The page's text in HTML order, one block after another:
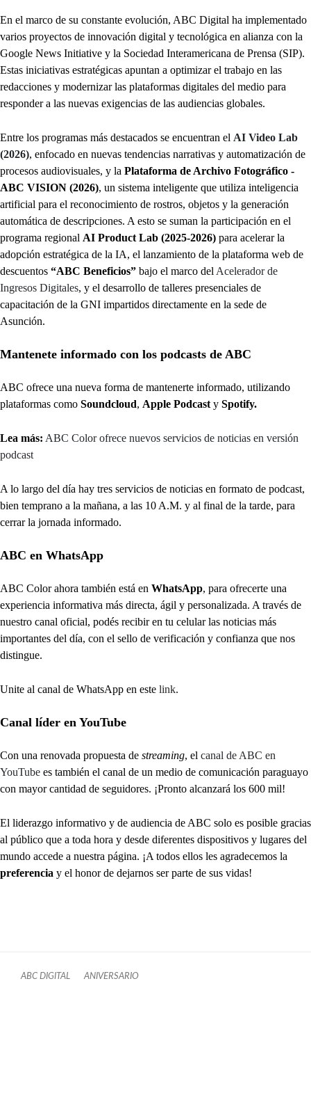
En el marco de su constante evolución, ABC Digital ha implementado
varios proyectos de innovación digital y tecnológica en alianza con la
Google News Initiative y la Sociedad Interamericana de Prensa (SIP).
Estas iniciativas estratégicas apuntan a optimizar el trabajo en las
redacciones y modernizar las plataformas digitales del medio para
responder a las nuevas exigencias de las audiencias globales.
Entre los programas más destacados se encuentran el AI Video Lab
(2026), enfocado en nuevas tendencias narrativas y automatización de
procesos audiovisuales, y la Plataforma de Archivo Fotográfico -
ABC VISION (2026), un sistema inteligente que utiliza inteligencia
artificial para el reconocimiento de rostros, objetos y la generación
automática de descripciones. A esto se suman la participación en el
programa regional AI Product Lab (2025-2026) para acelerar la
adopción estratégica de la IA, el lanzamiento de la plataforma web de
descuentos “ABC Beneficios” bajo el marco del Acelerador de
Ingresos Digitales, y el desarrollo de talleres presenciales de
capacitación de la GNI impartidos directamente en la sede de
Asunción.
Mantenete informado con los podcasts de ABC
ABC ofrece una nueva forma de mantenerte informado, utilizando
plataformas como Soundcloud, Apple Podcast y Spotify.
Lea más: ABC Color ofrece nuevos servicios de noticias en versión
podcast
A lo largo del día hay tres servicios de noticias en formato de podcast,
bien temprano a la mañana, a las 10 A.M. y al final de la tarde, para
cerrar la jornada informado.
ABC en WhatsApp
ABC Color ahora también está en WhatsApp, para ofrecerte una
experiencia informativa más directa, ágil y personalizada. A través de
nuestro canal oficial, podés recibir en tu celular las noticias más
importantes del día, con el sello de verificación y confianza que nos
distingue.
Unite al canal de WhatsApp en este link.
Canal líder en YouTube
Con una renovada propuesta de streaming, el canal de ABC en
YouTube es también el canal de un medio de comunicación paraguayo
con mayor cantidad de seguidores. ¡Pronto alcanzará los 600 mil!
El liderazgo informativo y de audiencia de ABC solo es posible gracias
al público que a toda hora y desde diferentes dispositivos y lugares del
mundo accede a nuestra página. ¡A todos ellos les agradecemos la
preferencia y el honor de dejarnos ser parte de sus vidas!
ABC DIGITAL ANIVERSARIO